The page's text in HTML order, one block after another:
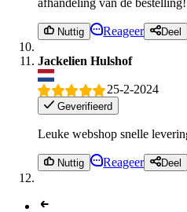
Nuttig Reageer Deel
Jackelien Hulshof
25-2-2024
Geverifieerd
Leuke webshop snelle
Nuttig Reageer Deel